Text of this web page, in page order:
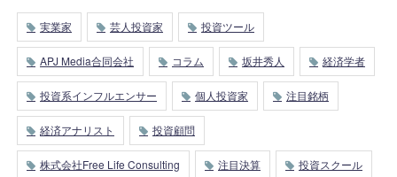
実業家 芸人投資家 投資ツール
APJ Media合同会社 コラム 坂井秀人 経済学者
投資系インフルエンサー 個人投資家 注目銘柄
経済アナリスト 投資顧問
株式会社Free Life Consulting 注目決算 投資スクール